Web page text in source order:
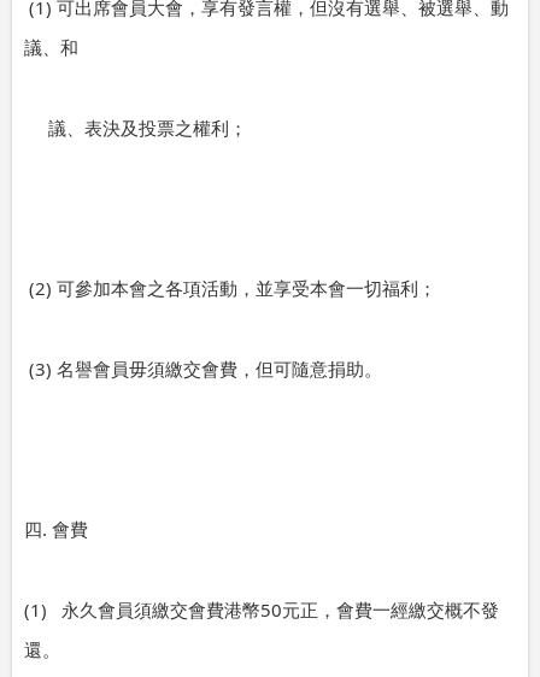
(1) 可出席會員大會，享有發言權，但沒有選舉、被選舉、動
議、和
議、表決及投票之權利；
(2) 可參加本會之各項活動，並享受本會一切福利；
(3) 名譽會員毋須繳交會費，但可隨意捐助。
四. 會費
(1) 永久會員須繳交會費港幣50元正，會費一經繳交概不發
還。